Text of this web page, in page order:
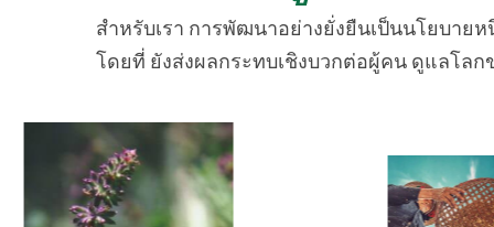
สำหรับเรา การพัฒนาอย่างยั่งยืนเป็นนโยบายห
โดยที่ ยังส่งผลกระทบเชิงบวกต่อผู้คน ดูแลโลก